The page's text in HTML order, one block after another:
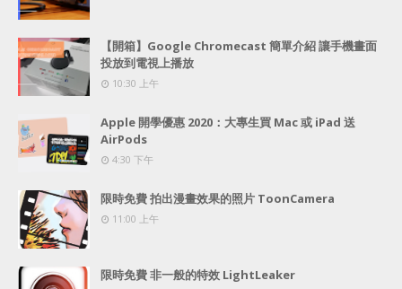
【開箱】Google Chromecast 簡單介紹 讓手機畫面
投放到電視上播放
10:30 上午
Apple 開學優惠 2020：大專生買 Mac 或 iPad 送
AirPods
4:30 下午
限時免費 拍出漫畫效果的照片 ToonCamera
11:00 上午
限時免費 非一般的特效 LightLeaker